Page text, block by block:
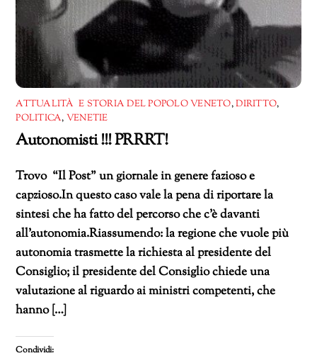
ATTUALITÀ E STORIA DEL POPOLO VENETO,DIRITTO,
POLITICA, VENETIE
Autonomisti !!! PRRRT!
Trovo “Il Post” un giornale in genere fazioso e
capzioso.In questo caso vale la pena di riportare la
sintesi che ha fatto del percorso che c’è davanti
all’autonomia.Riassumendo: la regione che vuole più
autonomia trasmette la richiesta al presidente del
Consiglio; il presidente del Consiglio chiede una
valutazione al riguardo ai ministri competenti, che
hanno […]
Condividi: